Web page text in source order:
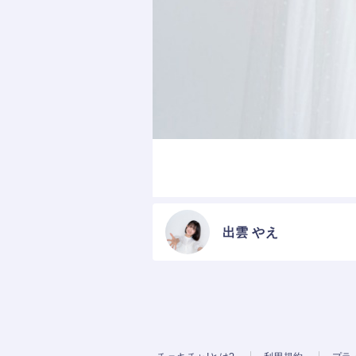
出雲 やえ